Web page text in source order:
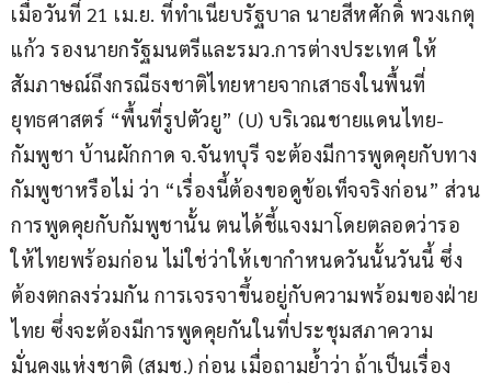
เมื่อวันที่ 21 เม.ย. ที่ทำเนียบรัฐบาล นายสีหศักดิ์ พวงเกตุ
แก้ว รองนายกรัฐมนตรีและรมว.การต่างประเทศ ให้
สัมภาษณ์ถึงกรณีธงชาติไทยหายจากเสาธงในพื้นที่
ยุทธศาสตร์ “พื้นที่รูปตัวยู” (U) บริเวณชายแดนไทย-
กัมพูชา บ้านผักกาด จ.จันทบุรี จะต้องมีการพูดคุยกับทาง
กัมพูชาหรือไม่ ว่า “เรื่องนี้ต้องขอดูข้อเท็จจริงก่อน” ส่วน
การพูดคุยกับกัมพูชานั้น ตนได้ชี้แจงมาโดยตลอดว่ารอ
ให้ไทยพร้อมก่อน ไม่ใช่ว่าให้เขากำหนดวันนั้นวันนี้ ซึ่ง
ต้องตกลงร่วมกัน การเจรจาขึ้นอยู่กับความพร้อมของฝ่าย
ไทย ซึ่งจะต้องมีการพูดคุยกันในที่ประชุมสภาความ
มั่นคงแห่งชาติ (สมช.) ก่อน เมื่อถามย้ำว่า ถ้าเป็นเรื่อง